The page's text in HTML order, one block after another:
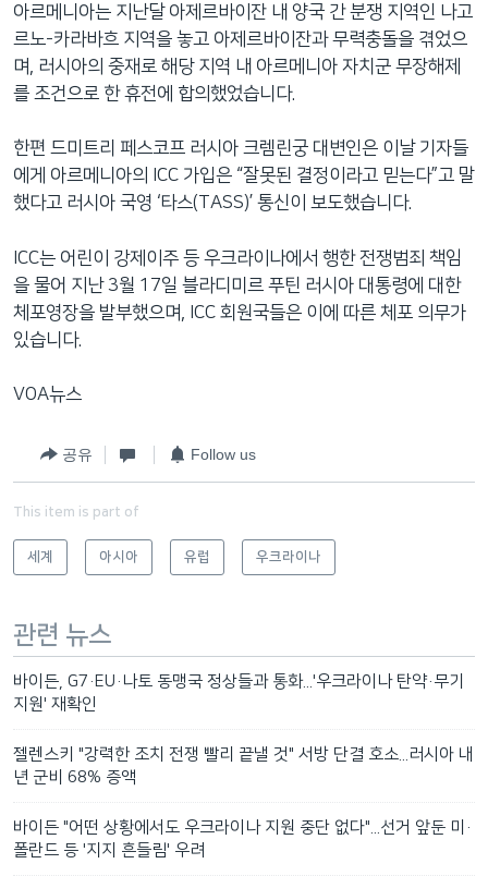
아르메니아는 지난달 아제르바이잔 내 양국 간 분쟁 지역인 나고
르노-카라바흐 지역을 놓고 아제르바이잔과 무력충돌을 겪었으
며, 러시아의 중재로 해당 지역 내 아르메니아 자치군 무장해제
를 조건으로 한 휴전에 합의했었습니다.
한편 드미트리 페스코프 러시아 크렘린궁 대변인은 이날 기자들
에게 아르메니아의 ICC 가입은 “잘못된 결정이라고 믿는다”고 말
했다고 러시아 국영 ‘타스(TASS)’ 통신이 보도했습니다.
ICC는 어린이 강제이주 등 우크라이나에서 행한 전쟁범죄 책임
을 물어 지난 3월 17일 블라디미르 푸틴 러시아 대통령에 대한
체포영장을 발부했으며, ICC 회원국들은 이에 따른 체포 의무가
있습니다.
VOA뉴스
공유 Follow us
This item is part of
세계 아시아 유럽 우크라이나
관련 뉴스
바이든, G7·EU·나토 동맹국 정상들과 통화...'우크라이나 탄약·무기
지원' 재확인
젤렌스키 "강력한 조치 전쟁 빨리 끝낼 것" 서방 단결 호소...러시아 내
년 군비 68% 증액
바이든 "어떤 상황에서도 우크라이나 지원 중단 없다"...선거 앞둔 미·
폴란드 등 '지지 흔들림' 우려